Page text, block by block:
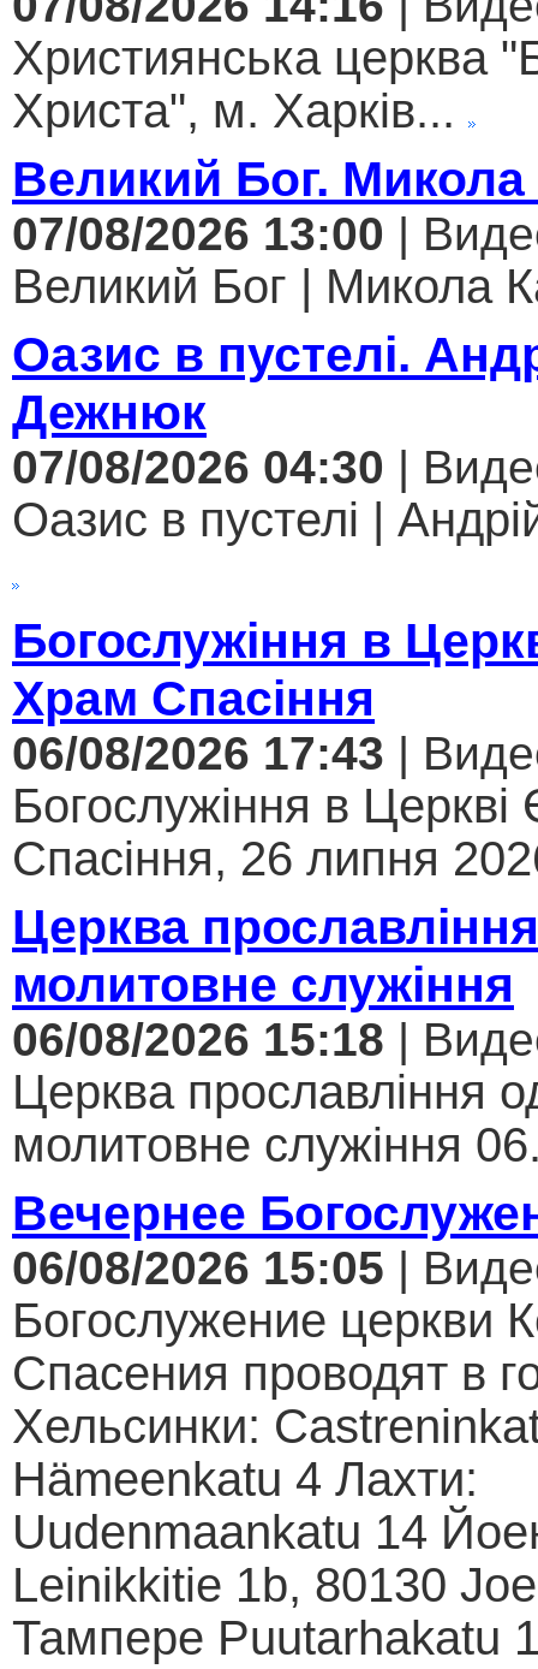
Християнська церква
Христа", м. Харків...
Великий Бог. Микола
07/08/2026 13:00 |
Великий Бог | Микола
Оазис в пустелі.
Дежнюк
07/08/2026 04:30 |
Оазис в пустелі |
Богослужіння в
Храм Спасіння
06/08/2026 17:43 |
Богослужіння в
Спасіння, 26 липня
Церква
молитовне служіння
06/08/2026 15:18 |
Церква прославління
молитовне служіння
Вечернее
06/08/2026 15:05 |
Богослужение церкви
Спасения проводят в
Хельсинки:
Hämeenkatu 4 Лахти:
Uudenmaankatu 14
Leinikkitie 1b, 80130
Тампере Puutarhakatu